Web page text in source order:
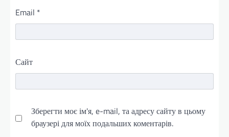
Email *
Сайт
Зберегти моє ім'я, e-mail, та адресу сайту в цьому
браузері для моїх подальших коментарів.